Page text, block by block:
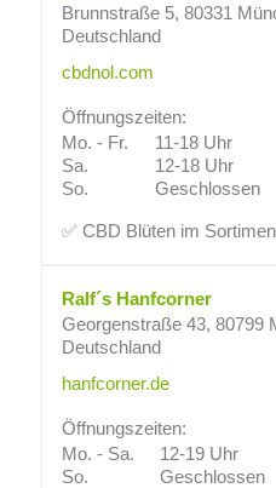
Brunnstraße 5, 80331
Deutschland
cbdnol.com
Öffnungszeiten:
Mo. - Fr.
11-18 Uhr
Sa.
12-18 Uhr
So.
Geschlossen
✅ CBD Blüten im
Ralf´s Hanfcorner
Georgenstraße 43, 80799
Deutschland
hanfcorner.de
Öffnungszeiten:
Mo. - Sa.
12-19 Uhr
So.
Geschlossen